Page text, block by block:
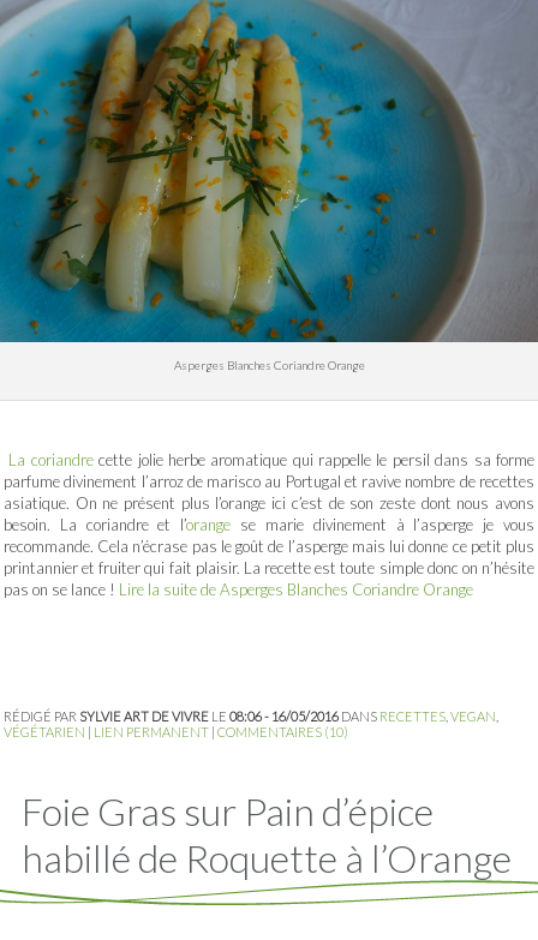
Asperges Blanches Coriandre Orange
La coriandrecette jolie herbe aromatique qui rappelle le persil dans sa forme
parfume divinement l’arroz de marisco au Portugal et ravive nombre de recettes
asiatique. On ne présent plus l’orange ici c’est de son zeste dont nous avons
besoin. La coriandre et l’orange se marie divinement à l’asperge je vous
recommande. Cela n’écrase pas le goût de l’asperge mais lui donne ce petit plus
printannier et fruiter qui fait plaisir. La recette est toute simple donc on n’hésite
pas on se lance ! Lire la suite de Asperges Blanches Coriandre Orange
RÉDIGÉ PAR SYLVIE ART DE VIVRE LE 08:06 - 16/05/2016DANS RECETTES VEGAN
VÉGÉTARIEN | LIEN PERMANENT | COMMENTAIRES (10)
Foie Gras sur Pain d’épice
habillé de Roquette à l’Orange